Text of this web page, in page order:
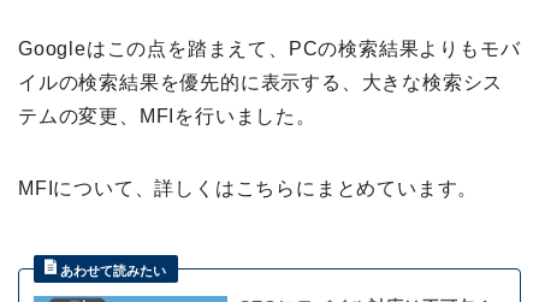
Googleはこの点を踏まえて、PCの検索結果よりもモバ
イルの検索結果を優先的に表示する、大きな検索シス
テムの変更、MFIを行いました。
MFIについて、詳しくはこちらにまとめています。